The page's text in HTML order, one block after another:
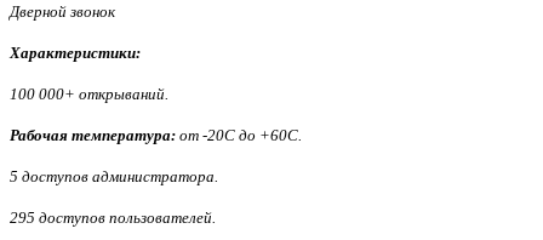
Дверной звонок
Характеристики:
100 000+ открываний.
Рабочая температура: от -20С до +60С.
5 доступов администратора.
295 доступов пользователей.